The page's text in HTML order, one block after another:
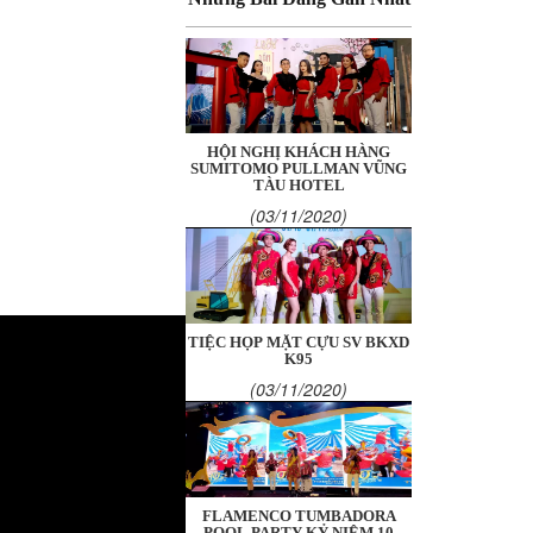
HỘI NGHỊ KHÁCH HÀNG
SUMITOMO PULLMAN VŨNG
TÀU HOTEL
(03/11/2020)
TIỆC HỌP MẶT CỰU SV BKXD
K95
(03/11/2020)
FLAMENCO TUMBADORA